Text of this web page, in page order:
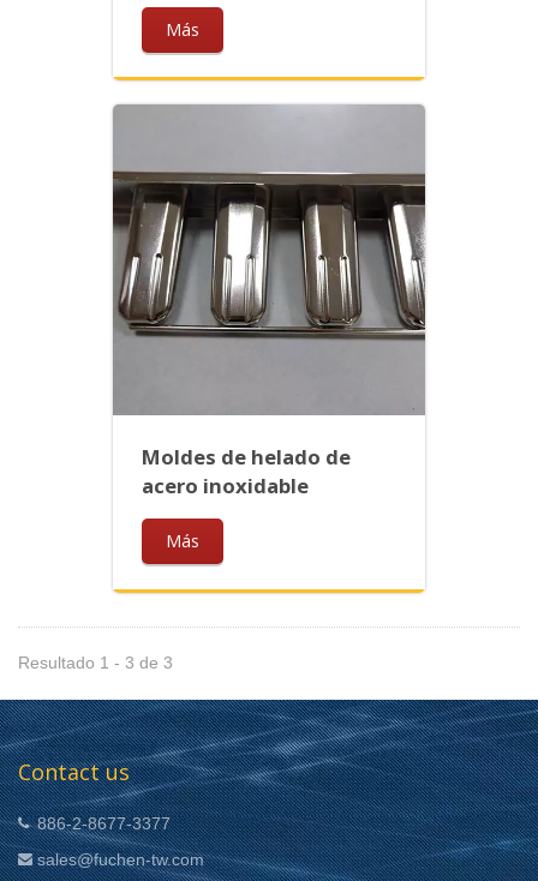
Más
Moldes de helado de
acero inoxidable
Más
Resultado 1 - 3 de 3
Contact us
886-2-8677-3377
sales@fuchen-tw.com